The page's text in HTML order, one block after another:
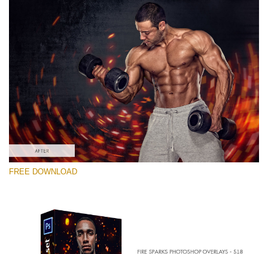
कृपया चुने
Free PNG Overlay #6
Small 800*533px
Fire Sparks
(30 Overlays)
Large 6000*4000px
Large 6000*4000px
Entire Collection
FREE DOWNLOAD